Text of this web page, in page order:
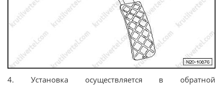
4. Установка осуществляется в обратной